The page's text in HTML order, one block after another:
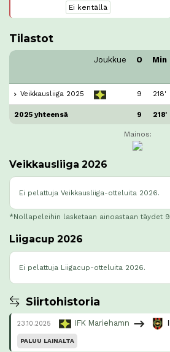
Ei kentällä
Tilastot
Joukkue O Min
Veikkausliiga 2025 9 218'
2025 yhteensä 9 218'
Mainos:
Veikkausliiga 2026
Ei pelattuja Veikkausliiga-otteluita 2026.
*Nollapeleihin lasketaan ainoastaan täydet
Liigacup 2026
Ei pelattuja Liigacup-otteluita 2026.
Siirtohistoria
23.10.2025 IFK Mariehamn
PALUU LAINALTA